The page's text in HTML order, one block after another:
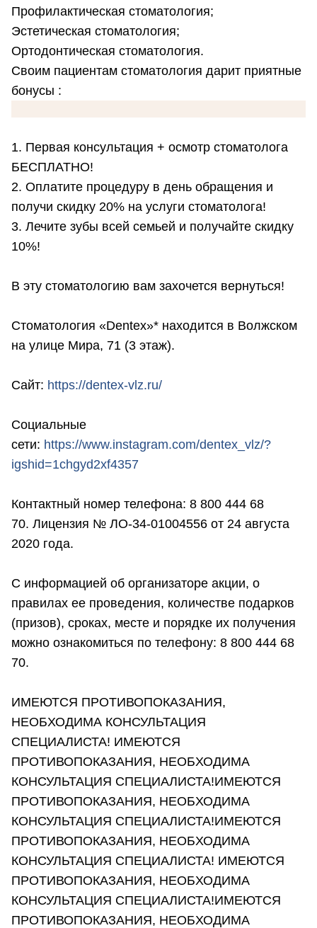
Профилактическая стоматология;
Эстетическая стоматология;
Ортодонтическая стоматология.
Своим пациентам стоматология дарит приятные
бонусы :
1. Первая консультация + осмотр стоматолога
БЕСПЛАТНО!
2. Оплатите процедуру в день обращения и
получи скидку 20% на услуги стоматолога!
3. Лечите зубы всей семьей и получайте скидку
10%!
В эту стоматологию вам захочется вернуться!
Стоматология «Dentex»* находится в Волжском
на улице Мира, 71 (3 этаж).
Сайт: https://dentex-vlz.ru/
Социальные
сети: https://www.instagram.com/dentex_vlz/?
igshid=1chgyd2xf4357
Контактный номер телефона: 8 800 444 68
70. Лицензия № ЛО-34-01004556 от 24 августа
2020 года.
С информацией об организаторе акции, о
правилах ее проведения, количестве подарков
(призов), сроках, месте и порядке их получения
можно ознакомиться по телефону: 8 800 444 68
70.
ИМЕЮТСЯ ПРОТИВОПОКАЗАНИЯ,
НЕОБХОДИМА КОНСУЛЬТАЦИЯ
СПЕЦИАЛИСТА! ИМЕЮТСЯ
ПРОТИВОПОКАЗАНИЯ, НЕОБХОДИМА
КОНСУЛЬТАЦИЯ СПЕЦИАЛИСТА!ИМЕЮТСЯ
ПРОТИВОПОКАЗАНИЯ, НЕОБХОДИМА
КОНСУЛЬТАЦИЯ СПЕЦИАЛИСТА!ИМЕЮТСЯ
ПРОТИВОПОКАЗАНИЯ, НЕОБХОДИМА
КОНСУЛЬТАЦИЯ СПЕЦИАЛИСТА! ИМЕЮТСЯ
ПРОТИВОПОКАЗАНИЯ, НЕОБХОДИМА
КОНСУЛЬТАЦИЯ СПЕЦИАЛИСТА!ИМЕЮТСЯ
ПРОТИВОПОКАЗАНИЯ, НЕОБХОДИМА